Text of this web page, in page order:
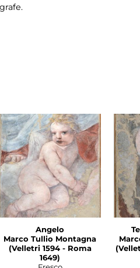
Angelo
Marco Tullio Montagna
(Velletri 1594 - Roma
1649)